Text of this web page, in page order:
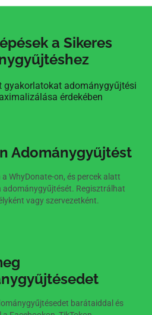
a Sikeres
gyakorlatokat adománygyűjtési
érdekében
Adománygyűjtést
WhyDonate-on, és percek alatt
adománygyűjtését. Regisztrálhat
vagy szervezetként.
barátaiddal és